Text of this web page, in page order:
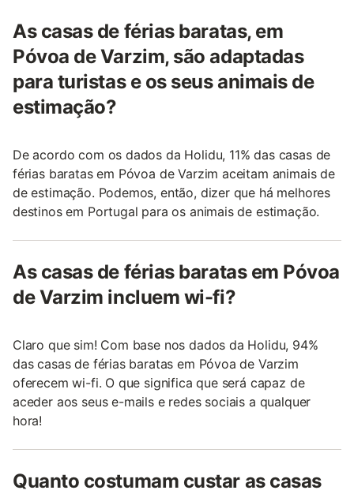
As casas de férias baratas, em
Póvoa de Varzim, são adaptadas
para turistas e os seus animais de
estimação?
De acordo com os dados da Holidu, 11% das casas de
férias baratas em Póvoa de Varzim aceitam animais de
de estimação. Podemos, então, dizer que há melhores
destinos em Portugal para os animais de estimação.
As casas de férias baratas em Póvoa
de Varzim incluem wi-fi?
Claro que sim! Com base nos dados da Holidu, 94%
das casas de férias baratas em Póvoa de Varzim
oferecem wi-fi. O que significa que será capaz de
aceder aos seus e-mails e redes sociais a qualquer
hora!
Quanto costumam custar as casas